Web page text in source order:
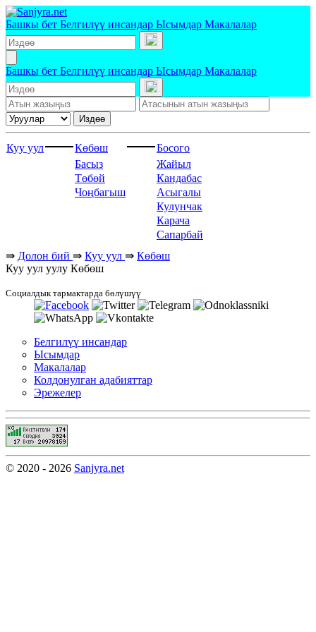
Башкы бет Белгилүү инсандар Ысымдар Макалалар
Башкы бет Белгилүү инсандар Ысымдар Макалалар
Издөө
Куу уул Көбөш
Босого
Басыз
Жайыл
Төбөй
Кандабас
Чоңбагыш
Асыгалы
Кулунчак
Карача
Сапарбай
⇛ Долон бий ⇛ Куу уул ⇛ Көбөш
Куу уул уулу Көбөш
Социалдык тармактарда бөлүшүү
Белгилүү инсандар
Ысымдар
Макалалар
Колдонулган адабияттар
Эрежелер
© 2020 - 2026 Sanjyra.net